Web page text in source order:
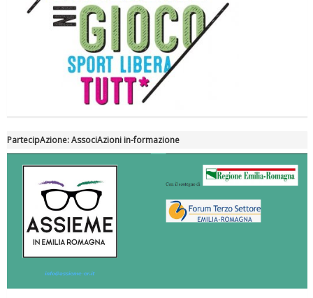
Tiziano Pesce nel Cda di Fondazione Terzjus: prima riunione a
PartecipAzione: AssociAzioni in-formazione